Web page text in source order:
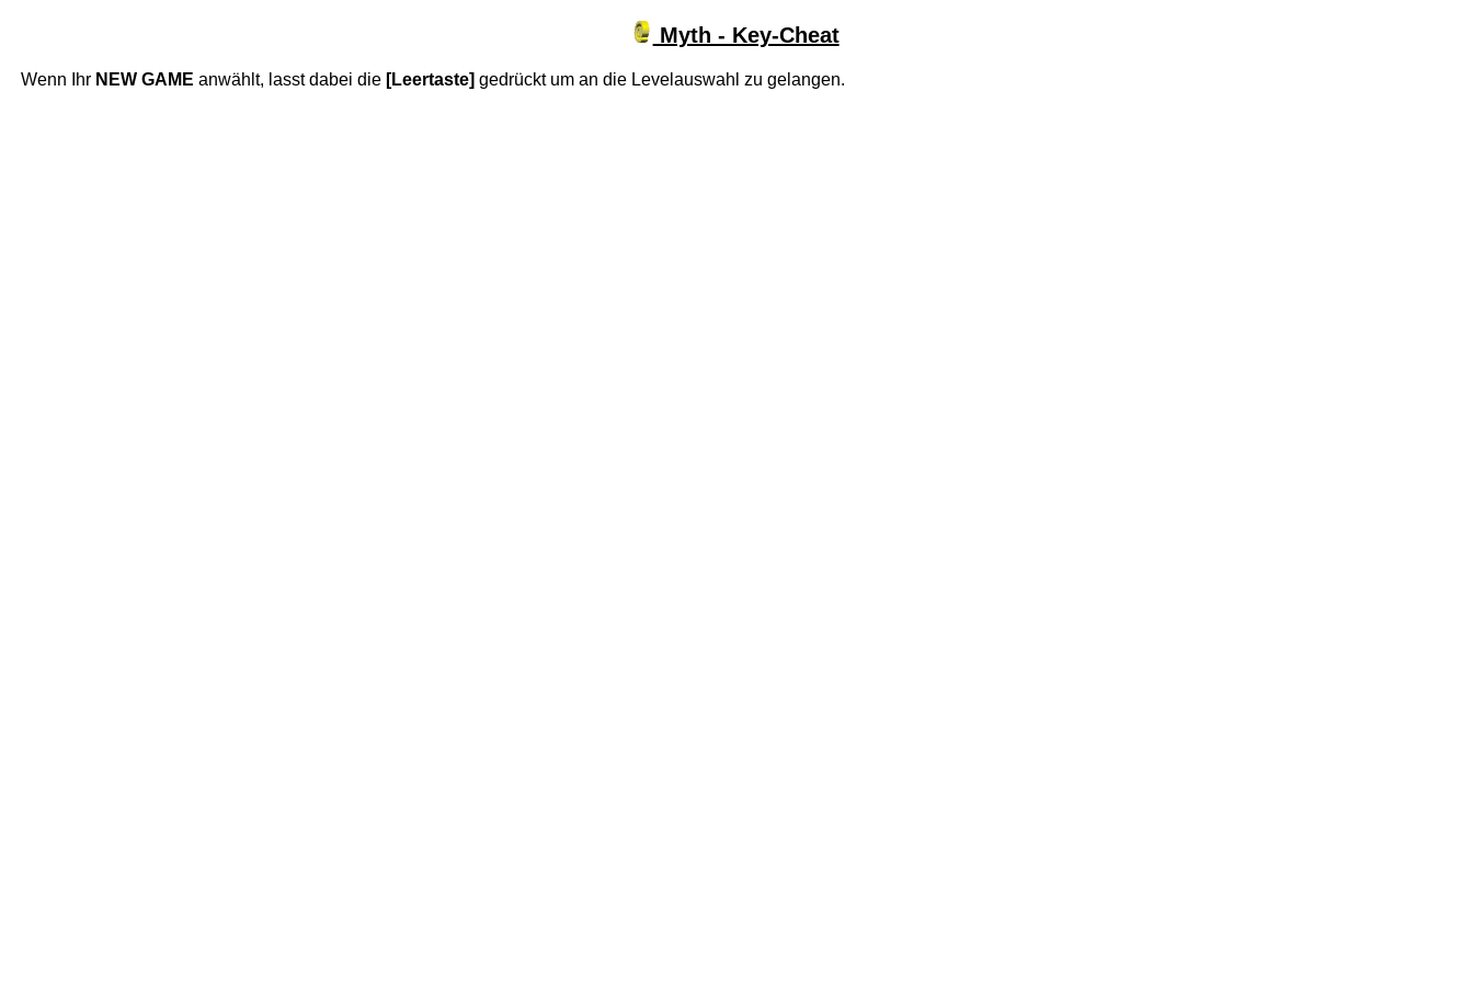
Myth - Key-Cheat
Wenn Ihr NEW GAME anwählt, lasst dabei die [Leertaste] gedrückt um an die Levelauswahl zu gelangen.